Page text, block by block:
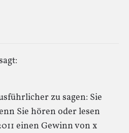
zu sagen: Sie
Sie hören oder lesen
einen Gewinn von x